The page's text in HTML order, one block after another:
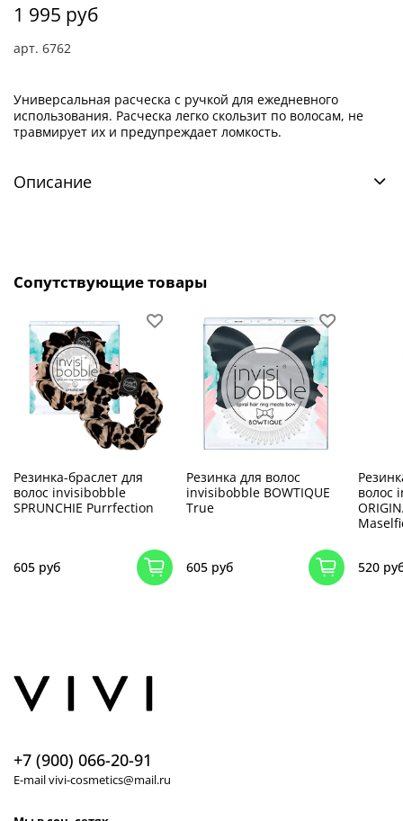
арт. 6762
1 995 руб
Универсальная расческа с ручкой для ежедневного
использования. Расческа легко скользит по волосам, не
травмирует их и предупреждает ломкость.
Описание
Сопутствующие товары
Резинка-браслет для
волос invisibobble
SPRUNCHIE Purrfection
605 руб
Резинка для волос
invisibobble BOWTIQUE
True
605 руб
волос
520
+7 (900) 066-20-91
E-mail vivi-cosmetics@mail.ru